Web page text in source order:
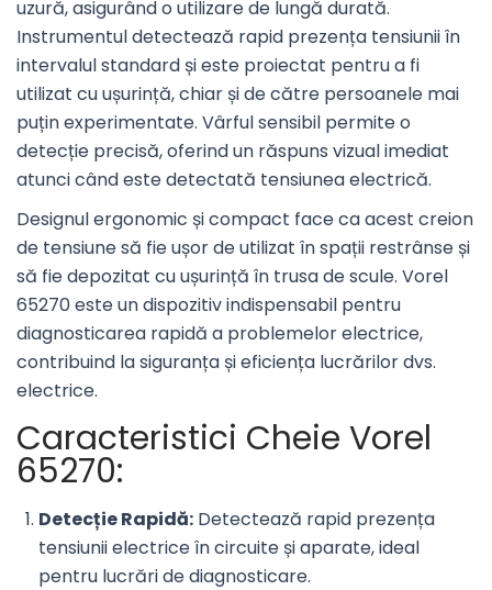
uzură, asigurând o utilizare de lungă durată.
Instrumentul detectează rapid prezența tensiunii în
intervalul standard și este proiectat pentru a fi
utilizat cu ușurință, chiar și de către persoanele mai
puțin experimentate. Vârful sensibil permite o
detecție precisă, oferind un răspuns vizual imediat
atunci când este detectată tensiunea electrică.
Designul ergonomic și compact face ca acest creion
de tensiune să fie ușor de utilizat în spații restrânse și
să fie depozitat cu ușurință în trusa de scule. Vorel
65270 este un dispozitiv indispensabil pentru
diagnosticarea rapidă a problemelor electrice,
contribuind la siguranța și eficiența lucrărilor dvs.
electrice.
Caracteristici Cheie Vorel
65270:
Detecție Rapidă: Detectează rapid prezența
tensiunii electrice în circuite și aparate, ideal
pentru lucrări de diagnosticare.